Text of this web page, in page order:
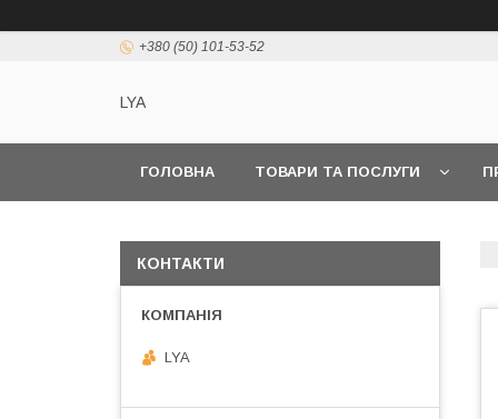
+380 (50) 101-53-52
LYA
ГОЛОВНА ТОВАРИ ТА ПОСЛУГИ
КОНТАКТИ
LYA